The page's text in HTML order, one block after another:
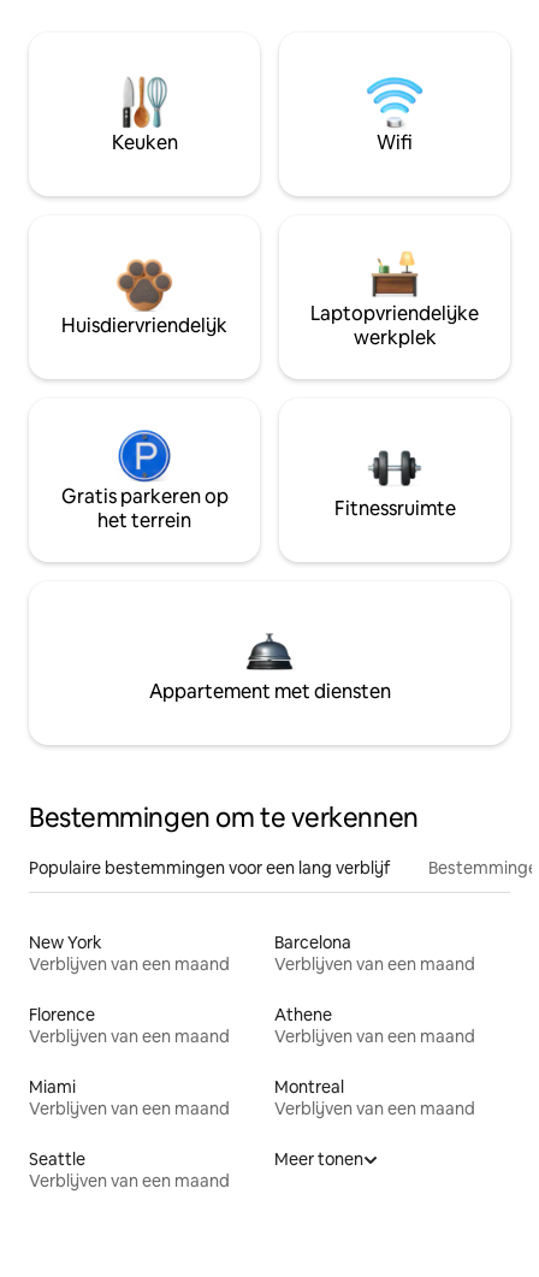
Keuken Wifi
Huisdiervriendelijk
Laptopvriendelijke
werkplek
Gratis parkeren op
het terrein
Fitnessruimte
Appartement met diensten
Bestemmingen om te verkennen
Populaire bestemmingen voor een lang verblijf
New York
Verblijven van een maand
Barcelona
Verblijven van een maand
Florence
Verblijven van een maand
Athene
Verblijven van een maand
Miami
Verblijven van een maand
Montreal
Verblijven van een maand
Seattle
Verblijven van een maand
Meer tonen